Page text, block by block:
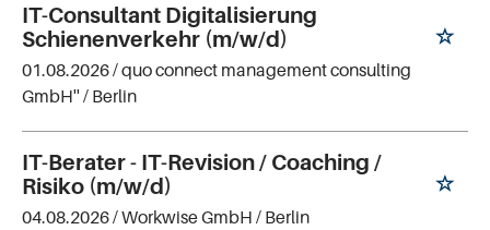
IT-Consultant Digitalisierung
Schienenverkehr (m/w/d)
01.08.2026 /quo connect management consulting
GmbH'' / Berlin
IT-Berater - IT-Revision / Coaching /
Risiko (m/w/d)
04.08.2026 /Workwise GmbH / Berlin